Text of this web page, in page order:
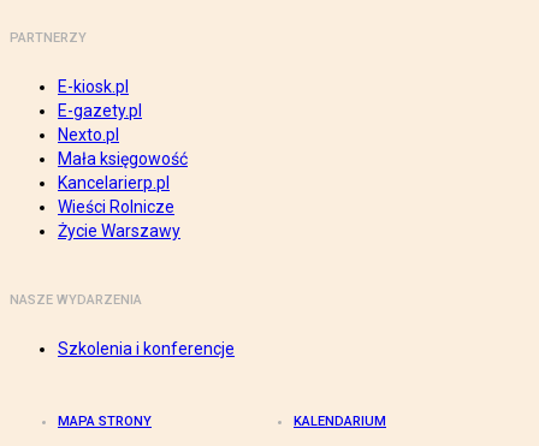
PARTNERZY
E-kiosk.pl
E-gazety.pl
Nexto.pl
Mała księgowość
Kancelarierp.pl
Wieści Rolnicze
Życie Warszawy
NASZE WYDARZENIA
Szkolenia i konferencje
MAPA STRONY KALENDARIUM